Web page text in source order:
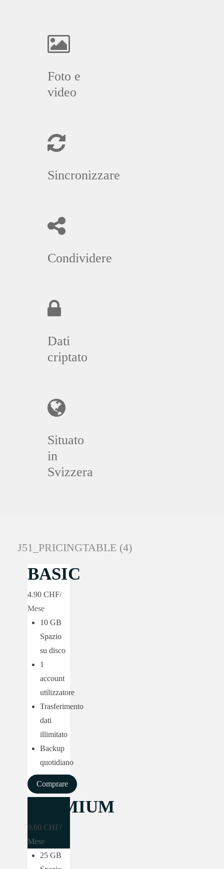
Foto e
video
Sincronizzare
Condividere
Dati
criptato
Situato
in
Svizzera
J51_PRICINGTABLE (4)
BASIC
4.90 CHF/
Mese
10 GB
Spazio
su disco
1
account
utilizzatore
Trasferimento
dati
illimitato
Backup
quotidiano
Comprare
PREMIUM
9.60 CHF/
Mese
25 GB